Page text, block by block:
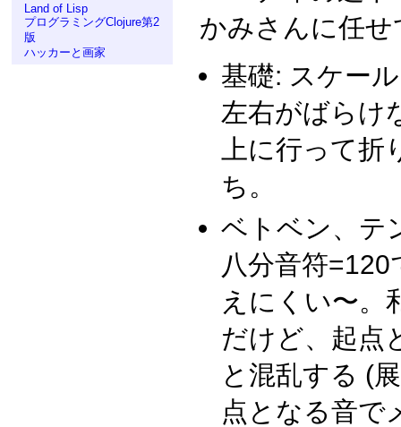
Land of Lisp
プログラミングClojure第2
版
ハッカーと画家
かみさんに任
基礎: スケー
左右がばらけ
上に行って
ち。
ベトベン、テ
八分音符
えにくい〜。
だけど、起点
と混乱する (
点となる音で